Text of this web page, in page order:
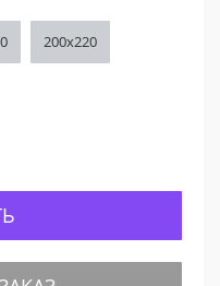
200x220